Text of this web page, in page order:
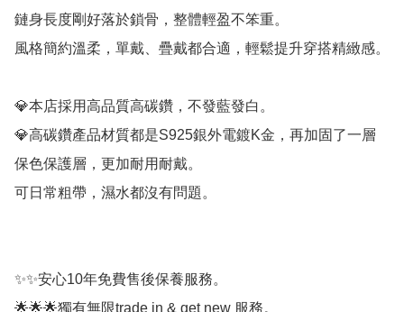
鏈身長度剛好落於鎖骨，整體輕盈不笨重。
風格簡約溫柔，單戴、疊戴都合適，輕鬆提升穿搭精緻感。
💎本店採用高品質高碳鑽，不發藍發白。
💎高碳鑽產品材質都是S925銀外電鍍K金，再加固了一層
保色保護層，更加耐用耐戴。
可日常粗帶，濕水都沒有問題。
✨✨安心10年免費售後保養服務。
🌟🌟🌟獨有無限trade in & get new 服務。